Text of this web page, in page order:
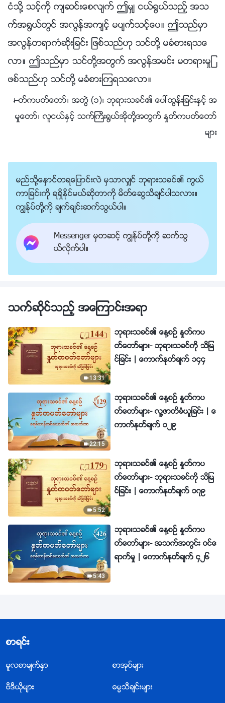
ငံသို႔ သင့္ကို က်ဆင္းေစလ်က္ ဤမွ် ငယ္႐ြယ္သည့္ အသ
က္အ႐ြယ္တြင္ အလြန္အက်င့္ မပ်က္သင့္ေပ။ ဤသည္မွာ
အလြန္တရာကံဆိုးျခင္း ျဖစ္သည္ဟု သင္တို႔ မခံစားရသေ
လာ။ ဤသည္မွာ သင္တို႔အတြက္ အလြန္အမင္း မတရားမႈျ
ဖစ္သည္ဟု သင္တို႔ မခံစားၾကရသေလာ။
—ႏႈတ္ကပတ္ေတာ္၊ အတြဲ (၁)၊ ဘုရားသခင္၏ ေပၚထြန္းျခင္းႏွင့္ အ
မႈေတာ္၊ လူငယ္ႏွင့္ သက္ႀကီး႐ြယ္အိုတို႔အတြက္ ႏႈတ္ကပတ္ေတာ္
မ်ား
မည္သို႔ေႏွာင္တရေျပာင္းလဲ မွသာလွ်င္ ဘုရားသခင္၏ ကြယ္
ကာျခင္းကို ရရွိႏိုင္မယ္ဆိုတာကို မိတ္ေဆြသိခ်င္ပါသလား။
ကြၽန္ုပ္တို႔ကို ခ်က္ခ်င္းဆက္သြယ္ပါ။
Messenger မွတဆင့္ ကြၽန္ုပ္တို႔ကို ဆက္သြ
ယ္လိုက္ပါ။
သက္ဆိုင္သည့္ အေၾကာင္းအရာ
13:31
ဘုရားသခင္၏ ေန႔စဥ္ ႏႈတ္ကပ
တ္ေတာ္မ်ား- ဘုရားသခင္ကို သိျမ
င္ျခင္း | ေကာက္ႏုတ္ခ်က္ ၁၄၄
22:15
ဘုရားသခင္၏ ေန႔စဥ္ ႏႈတ္ကပ
တ္ေတာ္မ်ား- လူ႔ဇာတိခံယူျခင္း | ေ
ကာက္ႏုတ္ခ်က္ ၁၂၉
5:52
ဘုရားသခင္၏ ေန႔စဥ္ ႏႈတ္ကပ
တ္ေတာ္မ်ား- ဘုရားသခင္ကို သိျမ
င္ျခင္း | ေကာက္ႏုတ္ခ်က္ ၁၇၉
5:43
ဘုရားသခင္၏ ေန႔စဥ္ ႏႈတ္ကပ
တ္ေတာ္မ်ား- အသက္အတြင္း ဝင္ေ
ရာက္မႈ | ေကာက္ႏုတ္ခ်က္ ၄၂၆
စာရင္း
မူလစာမ်က္ႏွာ စာအုပ္မ်ား
ဗီဒီယိုမ်ား ဓမၼသီခ်င္းမ်ား